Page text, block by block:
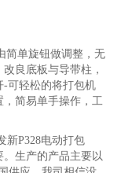
简单旋钮做调整，无
良底板与导带柱，
-可轻松的将打包机
，简易单手操作，工
新P328电动打包
生产的产品主要以